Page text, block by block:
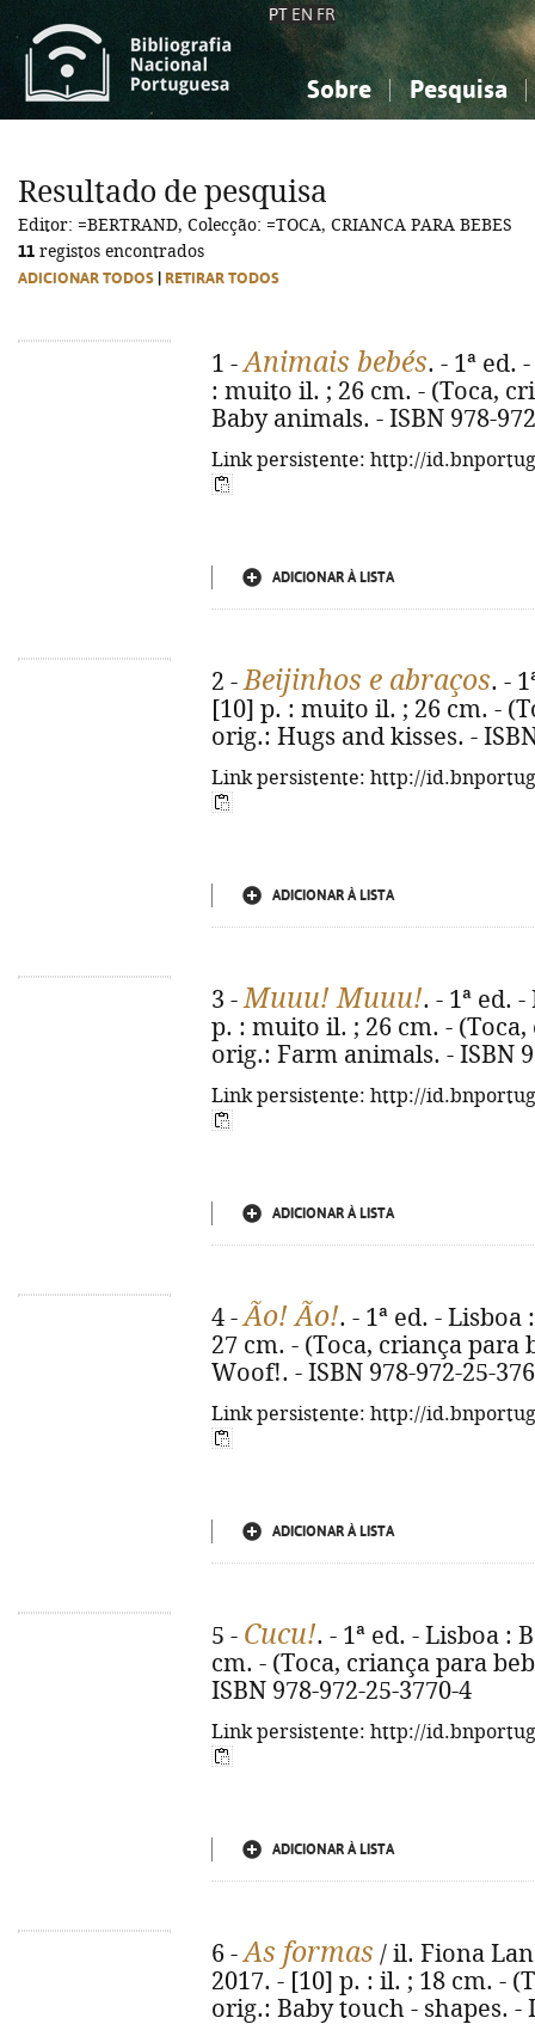
PT EN FR
Sobre Pesquisa
Ciências sociais...
Arte, desporto...
Ciências sociais...
Arte, desporto...
Resultado de pesquisa
Editor: =BERTRAND, Colecção: =TOCA, CRIANCA PARA BEBES
11 registos encontrados
ADICIONAR TODOS RETIRAR TODOS
1 -Animais bebés. - 1ª ed.
: muito il. ; 26 cm. - (Toca,
Baby animals. - ISBN 978-
Link persistente: http://
ADICIONAR À LISTA
2 -Beijinhos e abraços. -
[10] p. : muito il. ; 26 cm. -
orig.: Hugs and kisses. -
Link persistente: http://
ADICIONAR À LISTA
3 -Muuu! Muuu!. - 1ª ed.
p. : muito il. ; 26 cm. -
orig.: Farm animals. - ISBN
Link persistente: http://
ADICIONAR À LISTA
4 -Ão! Ão!. - 1ª ed. -
27 cm. - (Toca, criança
Woof!. - ISBN 978-972-25-
Link persistente: http://
ADICIONAR À LISTA
5 - Cucu!. - 1ª ed. - Lisboa :
cm. - (Toca, criança para
ISBN 978-972-25-3770-4
Link persistente: http://
ADICIONAR À LISTA
6 -As formas / il. Fiona
2017. - [10] p. : il. ; 18 cm. -
orig.: Baby touch - shapes. -